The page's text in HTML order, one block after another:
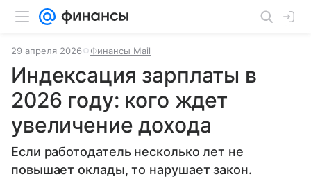
29 апреля 2026 Финансы Mail
Индексация зарплаты в
2026 году: кого ждет
увеличение дохода
Если работодатель несколько лет не
повышает оклады, то нарушает закон.